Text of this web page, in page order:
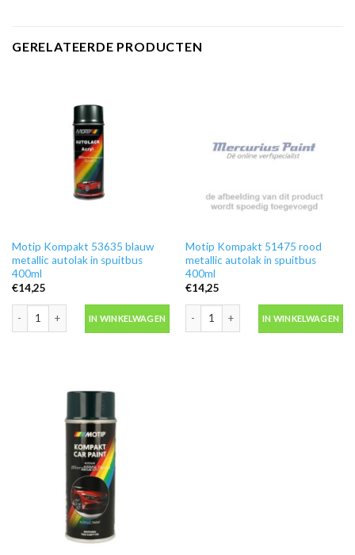
GERELATEERDE PRODUCTEN
Motip Kompakt 53635 blauw
metallic autolak in spuitbus
400ml
€14,25
Motip Kompakt 53635 blauw metallic autolak in spuitbus 400ml aantal
IN WINKELWAGEN
Motip Kompakt 51475 rood
metallic autolak in spuitbus
400ml
€14,25
Motip Kompakt 51475 rood metallic
IN WINKELWAGEN